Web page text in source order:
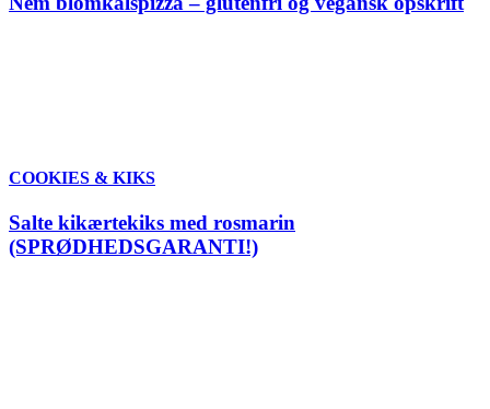
COOKIES & KIKS
Salte kikærtekiks med rosmarin
(SPRØDHEDSGARANTI!)